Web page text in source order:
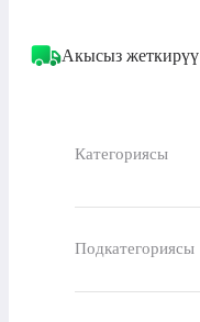
Акысыз жеткирүү
Категориясы
Подкатегориясы